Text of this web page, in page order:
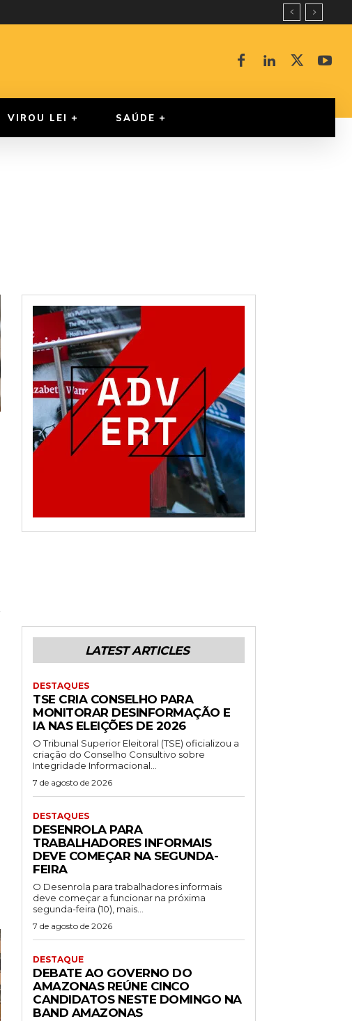
VIROU LEI SAÚDE
LATEST ARTICLES
DESTAQUES
TSE CRIA CONSELHO PARA
MONITORAR DESINFORMAÇÃO E
IA NAS ELEIÇÕES DE 2026
O Tribunal Superior Eleitoral (TSE) oficializou a
criação do Conselho Consultivo sobre
Integridade Informacional...
7 de agosto de 2026
DESTAQUES
DESENROLA PARA
TRABALHADORES INFORMAIS
DEVE COMEÇAR NA SEGUNDA-
FEIRA
O Desenrola para trabalhadores informais
deve começar a funcionar na próxima
segunda-feira (10), mais...
7 de agosto de 2026
DESTAQUE
DEBATE AO GOVERNO DO
AMAZONAS REÚNE CINCO
CANDIDATOS NESTE DOMINGO NA
BAND AMAZONAS